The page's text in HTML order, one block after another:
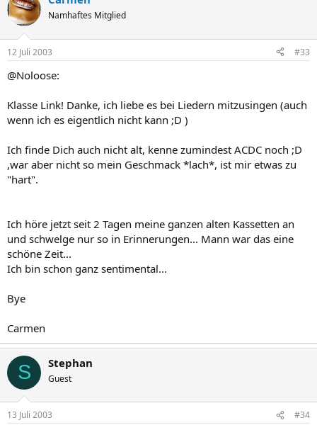
Namhaftes Mitglied
12 Juli 2003 #33
@Noloose:
Klasse Link! Danke, ich liebe es bei Liedern mitzusingen (auch
wenn ich es eigentlich nicht kann ;D )
Ich finde Dich auch nicht alt, kenne zumindest ACDC noch ;D
,war aber nicht so mein Geschmack *lach*, ist mir etwas zu
"hart".
Ich höre jetzt seit 2 Tagen meine ganzen alten Kassetten an
und schwelge nur so in Erinnerungen... Mann war das eine
schöne Zeit...
Ich bin schon ganz sentimental...
Bye
Carmen
S Stephan
Guest
13 Juli 2003 #34